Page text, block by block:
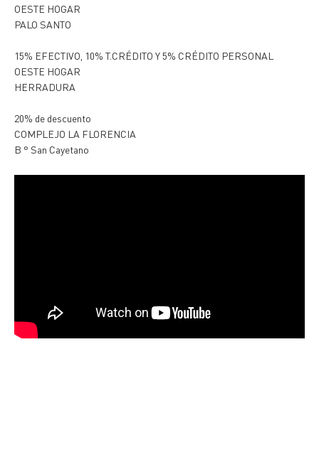
OESTE HOGAR
PALO SANTO
15% EFECTIVO, 10% T.CRÉDITO Y 5% CRÉDITO PERSONAL
OESTE HOGAR
HERRADURA
20% de descuento
COMPLEJO LA FLORENCIA
B ° San Cayetano